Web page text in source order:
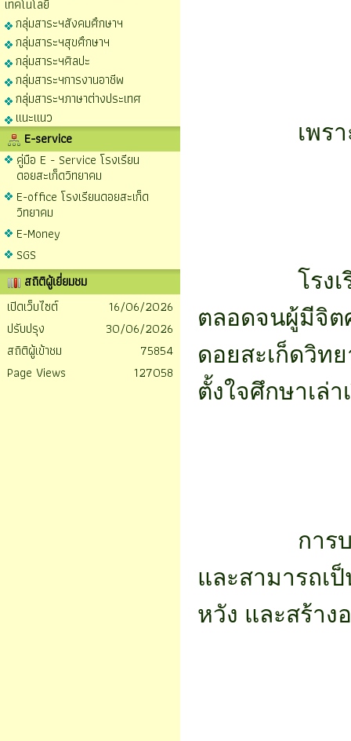
เทคโนโลยี
กลุ่มสาระฯสังคมศึกษาฯ
กลุ่มสาระฯสุขศึกษาฯ
กลุ่มสาระฯศิลปะ
กลุ่มสาระฯการงานอาชีพ
กลุ่มสาระฯภาษาต่างประเทศ
แนะแนว
E-service
คู่มือ E - Service โรงเรียน
ดอยสะเก็ดวิทยาคม
E-office โรงเรียนดอยสะเก็ด
วิทยาคม
E-Money
SGS
สถิติผู้เยี่ยมชม
เปิดเว็บไซต์
16/06/2026
ปรับปรุง
30/06/2026
สถิติผู้เข้าชม
75854
Page Views
127058
เ
ตลอดจนผู้มีจิต
ดอยสะเก็ดวิท
ตั้งใจศึกษาเล่
และสามารถเ
หวัง และสร้าง